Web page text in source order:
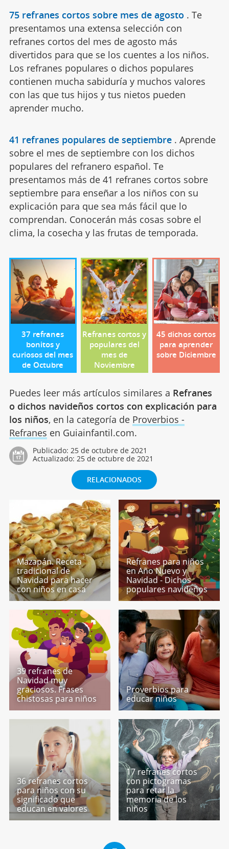
75 refranes cortos sobre mes de agosto . Te
presentamos una extensa selección con
refranes cortos del mes de agosto más
divertidos para que se los cuentes a los niños.
Los refranes populares o dichos populares
contienen mucha sabiduría y muchos valores
con las que tus hijos y tus nietos pueden
aprender mucho.
41 refranes populares de septiembre . Aprende
sobre el mes de septiembre con los dichos
populares del refranero español. Te
presentamos más de 41 refranes cortos sobre
septiembre para enseñar a los niños con su
explicación para que sea más fácil que lo
comprendan. Conocerán más cosas sobre el
clima, la cosecha y las frutas de temporada.
37 refranes
bonitos y
curiosos del mes
de Octubre
Refranes cortos y
populares del
mes de
Noviembre
45 dichos cortos
para aprender
sobre Diciembre
Puedes leer más artículos similares a Refranes
o dichos navideños cortos con explicación para
los niños, en la categoría de Proverbios -
Refranes en Guiainfantil.com.
Publicado: 25 de octubre de 2021
Actualizado: 25 de octubre de 2021
RELACIONADOS
Mazapán. Receta
tradicional de
Navidad para hacer
con niños en casa
Refranes para niños
en Año Nuevo y
Navidad - Dichos
populares navideños
39 refranes de
Navidad muy
graciosos. Frases
chistosas para niños
Proverbios para
educar niños
36 refranes cortos
para niños con su
significado que
educan en valores
17 refranes cortos
con pictogramas
para retar la
memoria de los
niños